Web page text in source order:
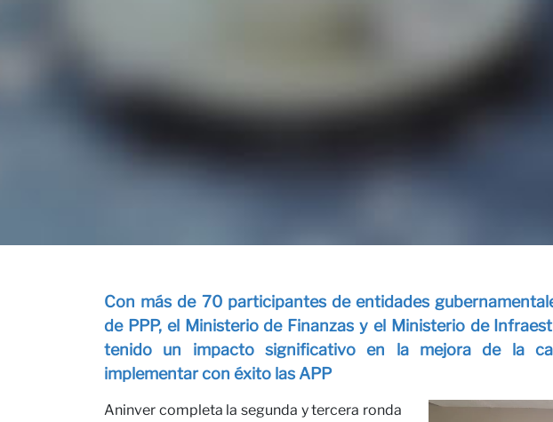
Con más de 70 participantes de entidades
de PPP, el Ministerio de Finanzas y el Ministerio de
tenido un impacto significativo en la mejora de la
implementar con éxito las APP
Aninver completa la segunda y tercera ronda